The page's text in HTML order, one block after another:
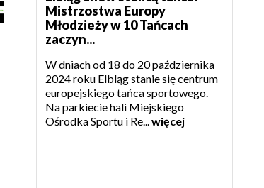
Mistrzostwa Europy
Młodzieży w 10 Tańcach
zaczyn...
W dniach od 18 do 20 października
2024 roku Elbląg stanie się centrum
europejskiego tańca sportowego.
Na parkiecie hali Miejskiego
Ośrodka Sportu i Re...więcej